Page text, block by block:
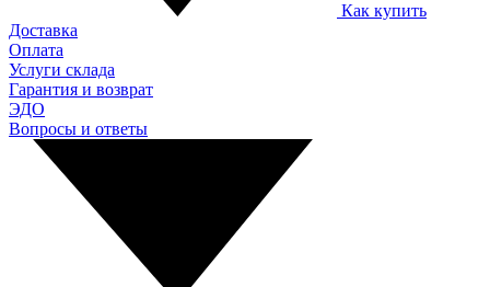
Как купить
Доставка
Оплата
Услуги склада
Гарантия и возврат
ЭДО
Вопросы и ответы